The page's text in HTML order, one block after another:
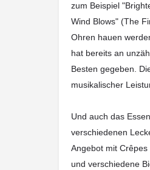
zum Beispiel
Wind Blows" (The
Ohren hauen
hat bereits an
Besten gegeben.
musikalischer
Und auch das
verschiedenen
Angebot mit
und verschiedene